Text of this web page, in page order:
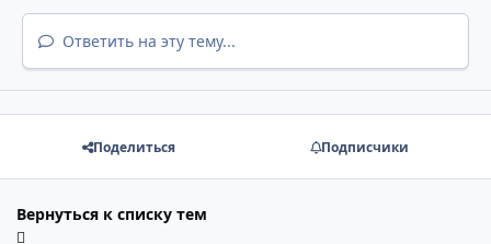
Ответить на эту тему...
Поделиться Подписчики
Вернуться к списку тем